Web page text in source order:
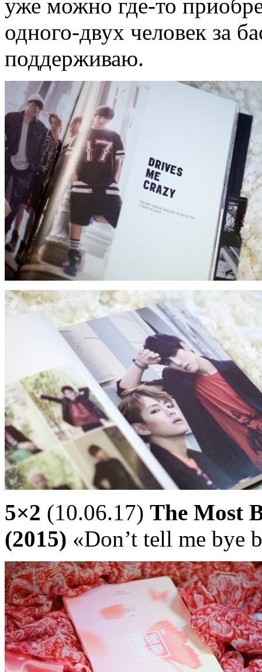
уже можно где-то
одного-двух человек за
поддерживаю.
5×2 (10.06.17) The Most
(2015) «Don’t tell me bye